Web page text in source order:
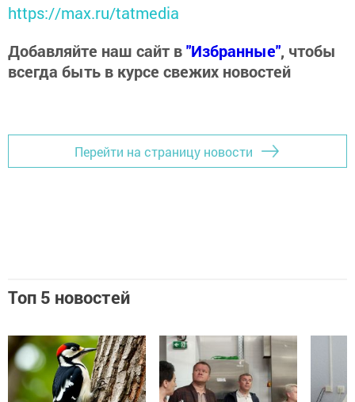
https://max.ru/tatmedia
Добавляйте наш сайт в"Избранные", чтобы
всегда быть в курсе свежих новостей
Перейти на страницу новости
Топ 5 новостей